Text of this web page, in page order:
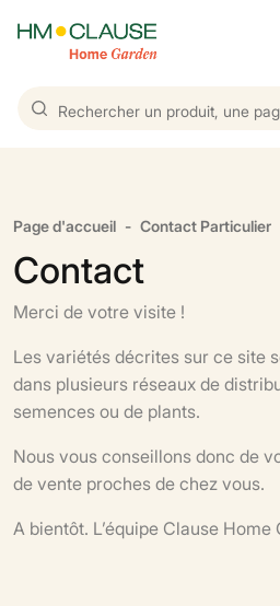
Page d'accueil Contact Particulier
Contact
Merci de votre visite !
Les variétés décrites sur ce site
dans plusieurs réseaux de
semences ou de plants.
Nous vous conseillons donc de
de vente proches de chez vous.
A bientôt. L’équipe Clause Home